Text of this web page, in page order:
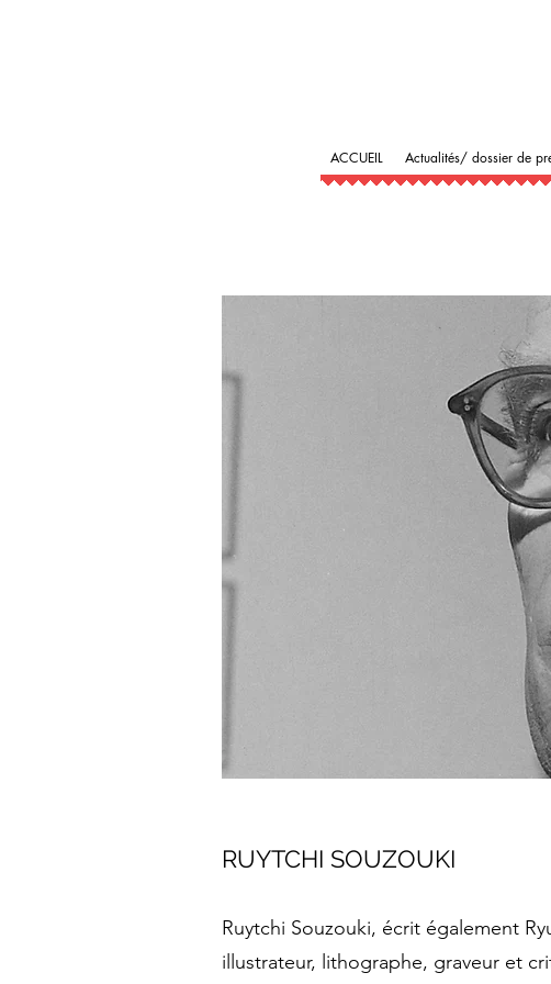
ACCUEIL Actualités/ dossier de
RUYTCHI SOUZOUKI
Ruytchi Souzouki, écrit également
illustrateur, lithographe, graveur et